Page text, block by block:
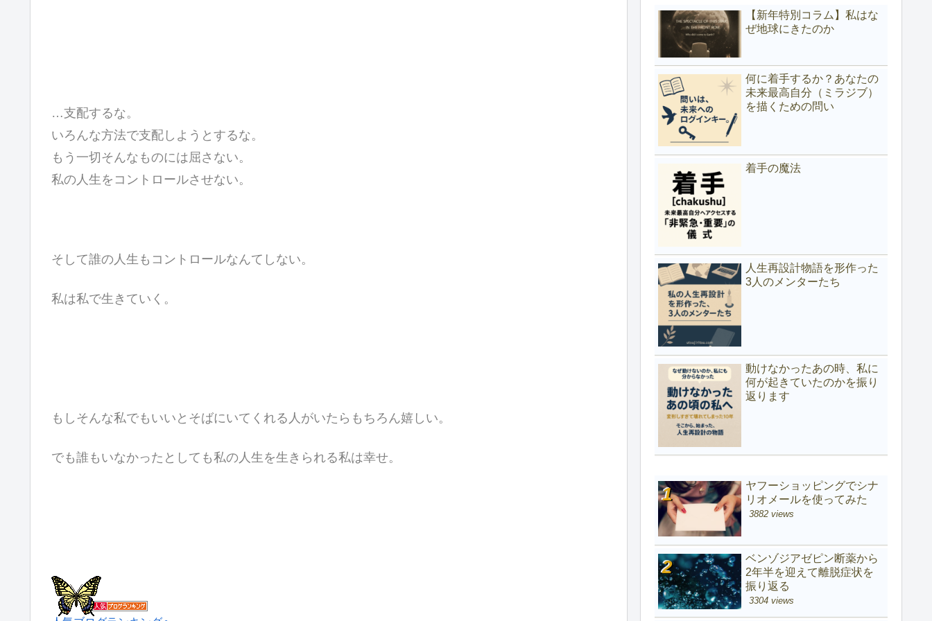
…支配するな。
いろんな方法で支配しようとするな。
もう一切そんなものには屈さない。
私の人生をコントロールさせない。
そして誰の人生もコントロールなんてしない。
私は私で生きていく。
もしそんな私でもいいとそばにいてくれる人がいたらもちろん嬉し い。
でも誰もいなかったとしても私の人生を生きられる私は幸せ。
【新年特別コラム】私はな
ぜ地球にきたのか
何に着手するか？あなたの
未来最高自分（ミラジブ）
を描くための問い
着手の魔法
人生再設計物語を形作った
3人のメンターたち
動けなかったあの時、私に
何が起きていたのかを振り
返ります
ヤフーショッピングでシナ
リオメールを使ってみた
3882 views
ベンゾジアゼピン断薬から
2年半を迎えて離脱症状を
振り返る
3304 views